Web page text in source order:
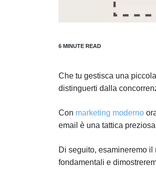
Che tu gestisca una
distinguerti dalla
Con marketing moderno
email è una tattica
Di seguito, esamineremo
fondamentali e